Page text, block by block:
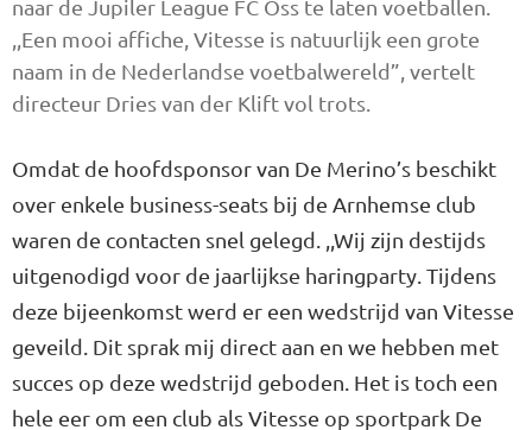
naar de Jupiler League FC Oss te laten voetballen.
,,Een mooi affiche, Vitesse is natuurlijk een grote
naam in de Nederlandse voetbalwereld”, vertelt
directeur Dries van der Klift vol trots.
Omdat de hoofdsponsor van De Merino’s beschikt
over enkele business-seats bij de Arnhemse club
waren de contacten snel gelegd. ,,Wij zijn destijds
uitgenodigd voor de jaarlijkse haringparty. Tijdens
deze bijeenkomst werd er een wedstrijd van Vitesse
geveild. Dit sprak mij direct aan en we hebben met
succes op deze wedstrijd geboden. Het is toch een
hele eer om een club als Vitesse op sportpark De